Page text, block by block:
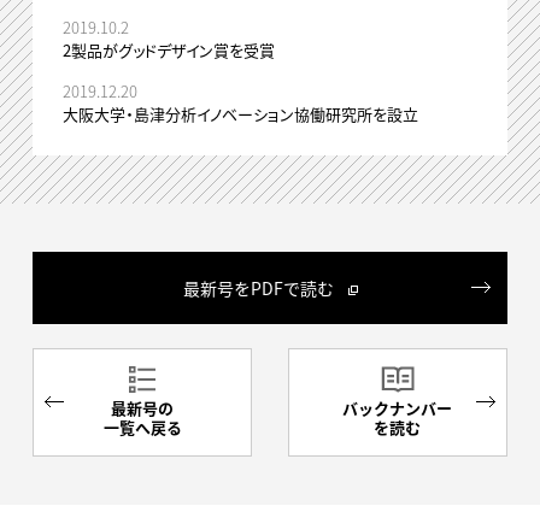
2019.10.2
2製品がグッドデザイン賞を受賞
2019.12.20
大阪大学・島津分析イノベーション協働研究所を設立
最新号をPDFで読む
最新号の
一覧へ戻る
バックナンバー
を読む